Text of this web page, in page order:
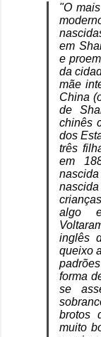
"O
em
e
da
mãe
China
de
chinês
dos
três
em
algo
inglês
queixo
forma
se
brotos
muito